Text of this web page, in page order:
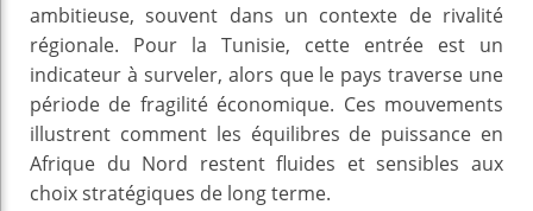
ambitieuse, souvent dans un contexte de rivalité
régionale. Pour la Tunisie, cette entrée est un
indicateur à surveler, alors que le pays traverse une
période de fragilité économique. Ces mouvements
illustrent comment les équilibres de puissance en
Afrique du Nord restent fluides et sensibles aux
choix stratégiques de long terme.